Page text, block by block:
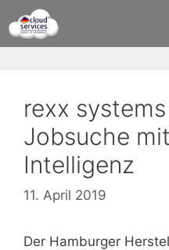
Inhalt
springen
rexx
Jobsuche
Intelligenz
11. April 2019
Der Hamburger